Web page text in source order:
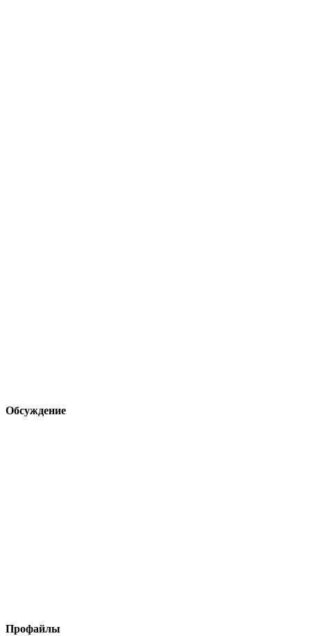
Обсуждение
Профайлы